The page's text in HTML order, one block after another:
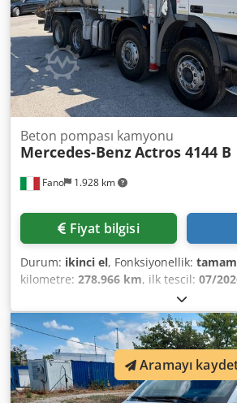
Fano 1.928 km
Beton pompası kamyonu
Mercedes-BenzActros 4144 B
Fiyat bilgisi
Durum: ikinci el, Fonksiyonellik:
kilometre: 278.966 km, ilk tescil: 07/
MERCEDES BENZ Actros 4144 B
pompası ile İlk tescil 07.12.2012 – Euro
Donanım: Putzmeister TMP 28-4.89S
saati: 3493 Lastik durumu: %50-60 İyi
teslim TÜM MARKALARDAN ARAÇ
DEĞERLENDİRİLİR: MAN, MERCEDES,
VOLVO, SCANIA, CIFA, SERMAC,
Aramayı